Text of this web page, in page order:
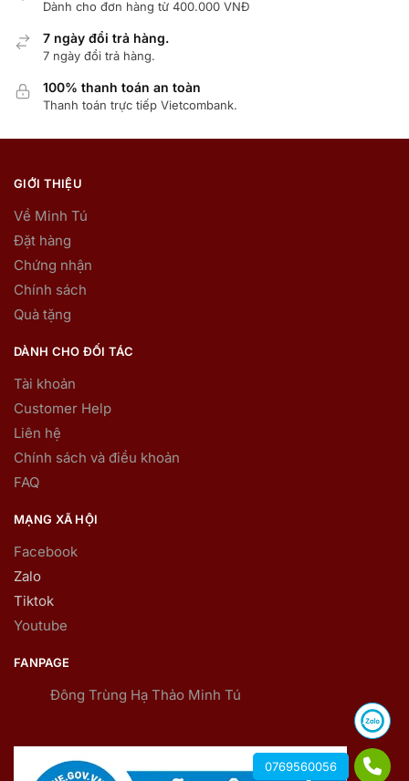
Dành cho đơn hàng từ 400.000 VNĐ
7 ngày đổi trả hàng.
7 ngày đổi trả hàng.
100% thanh toán an toàn
Thanh toán trực tiếp Vietcombank.
GIỚI THIỆU
Về Minh Tú
Đặt hàng
Chứng nhận
Chính sách
Quà tặng
DÀNH CHO ĐỐI TÁC
Tài khoản
Customer Help
Liên hệ
Chính sách và điều khoản
FAQ
MẠNG XÃ HỘI
Facebook
Zalo
Tiktok
Youtube
FANPAGE
Đông Trùng Hạ Thảo Minh Tú
0769560056